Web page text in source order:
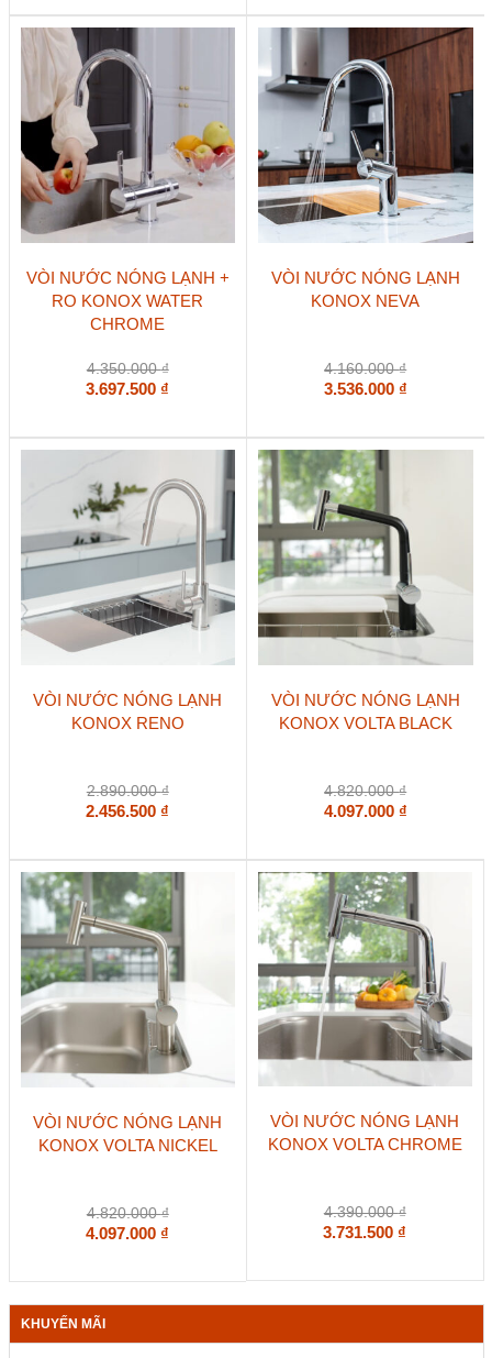
VÒI NƯỚC NÓNG LẠNH +
RO KONOX WATER
CHROME
4.350.000₫
3.697.500 ₫
VÒI NƯỚC NÓNG LẠNH
KONOX NEVA
4.160.000₫
3.536.000 ₫
VÒI NƯỚC NÓNG LẠNH
KONOX RENO
2.890.000₫
2.456.500 ₫
VÒI NƯỚC NÓNG LẠNH
KONOX VOLTA BLACK
4.820.000₫
4.097.000 ₫
VÒI NƯỚC NÓNG LẠNH
KONOX VOLTA NICKEL
4.820.000₫
4.097.000 ₫
VÒI NƯỚC NÓNG LẠNH
KONOX VOLTA CHROME
4.390.000₫
3.731.500 ₫
KHUYẾN MÃI